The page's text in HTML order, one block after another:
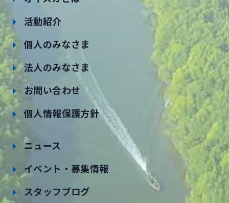
活動紹介
個人のみなさま
法人のみなさま
お問い合わせ
個人情報保護方針
ニュース
イベント・募集情報
スタッフブログ